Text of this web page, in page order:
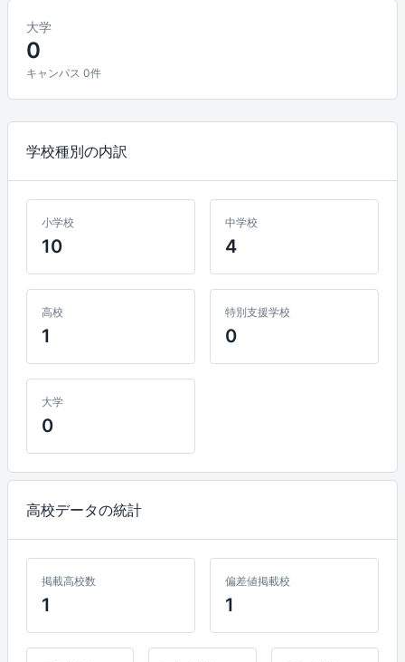
大学
0
キャンパス 0件
学校種別の内訳
小学校
10
中学校
4
高校
1
特別支援学校
0
大学
0
高校データの統計
掲載高校数
1
偏差値掲載校
1